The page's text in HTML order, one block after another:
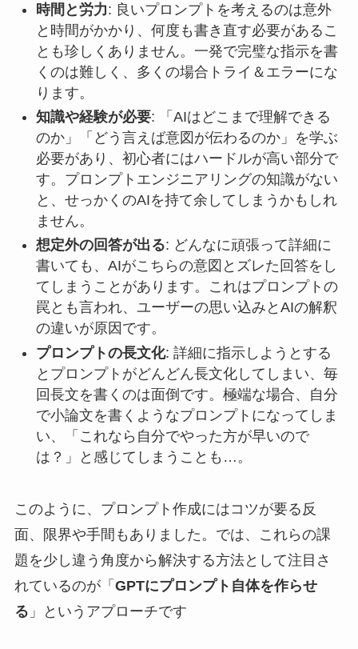
時間と労力: 良いプロンプトを考えるのは意外
と時間がかかり、何度も書き直す必要があるこ
とも珍しくありません。一発で完璧な指示を書
くのは難しく、多くの場合トライ＆エラーにな
ります。
知識や経験が必要: 「AIはどこまで理解できる
のか」「どう言えば意図が伝わるのか」を学ぶ
必要があり、初心者にはハードルが高い部分で
す。プロンプトエンジニアリングの知識がない
と、せっかくのAIを持て余してしまうかもしれ
ません。
想定外の回答が出る: どんなに頑張って詳細に
書いても、AIがこちらの意図とズレた回答をし
てしまうことがあります。これはプロンプトの
罠とも言われ、ユーザーの思い込みとAIの解釈
の違いが原因です。
プロンプトの長文化: 詳細に指示しようとする
とプロンプトがどんどん長文化してしまい、毎
回長文を書くのは面倒です。極端な場合、自分
で小論文を書くようなプロンプトになってしま
い、「これなら自分でやった方が早いので
は？」と感じてしまうことも…。
このように、プロンプト作成にはコツが要る反
面、限界や手間もありました。では、これらの課
題を少し違う角度から解決する方法として注目さ
れているのが「 GPTにプロンプト自体を作らせ
る 」というアプローチです